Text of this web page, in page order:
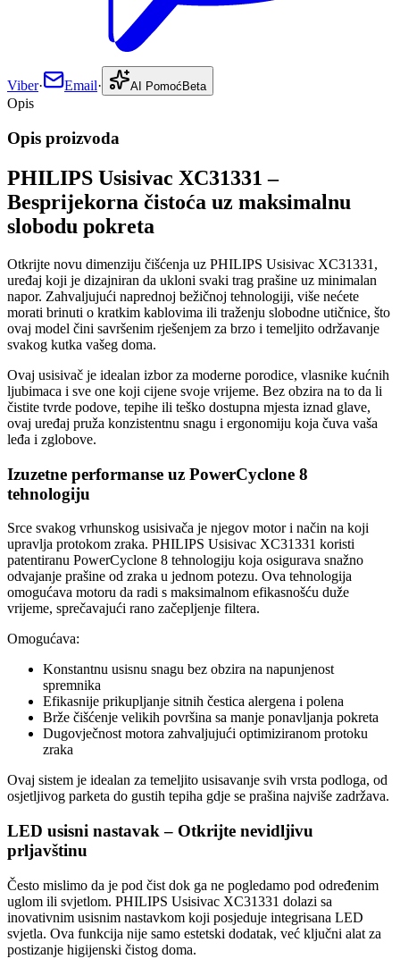
Viber· Email· AI Pomoć Beta
Opis
Opis proizvoda
PHILIPS Usisivac XC31331 –
Besprijekorna čistoća uz maksimalnu
slobodu pokreta
Otkrijte novu dimenziju čišćenja uz PHILIPS Usisivac XC31331,
uređaj koji je dizajniran da ukloni svaki trag prašine uz minimalan
napor. Zahvaljujući naprednoj bežičnoj tehnologiji, više nećete
morati brinuti o kratkim kablovima ili traženju slobodne utičnice, što
ovaj model čini savršenim rješenjem za brzo i temeljito održavanje
svakog kutka vašeg doma.
Ovaj usisivač je idealan izbor za moderne porodice, vlasnike kućnih
ljubimaca i sve one koji cijene svoje vrijeme. Bez obzira na to da li
čistite tvrde podove, tepihe ili teško dostupna mjesta iznad glave,
ovaj uređaj pruža konzistentnu snagu i ergonomiju koja čuva vaša
leđa i zglobove.
Izuzetne performanse uz PowerCyclone 8
tehnologiju
Srce svakog vrhunskog usisivača je njegov motor i način na koji
upravlja protokom zraka. PHILIPS Usisivac XC31331 koristi
patentiranu PowerCyclone 8 tehnologiju koja osigurava snažno
odvajanje prašine od zraka u jednom potezu. Ova tehnologija
omogućava motoru da radi s maksimalnom efikasnošću duže
vrijeme, sprečavajući rano začepljenje filtera.
Omogućava:
Konstantnu usisnu snagu bez obzira na napunjenost
spremnika
Efikasnije prikupljanje sitnih čestica alergena i polena
Brže čišćenje velikih površina sa manje ponavljanja pokreta
Dugovječnost motora zahvaljujući optimiziranom protoku
zraka
Ovaj sistem je idealan za temeljito usisavanje svih vrsta podloga, od
osjetljivog parketa do gustih tepiha gdje se prašina najviše zadržava.
LED usisni nastavak – Otkrijte nevidljivu
prljavštinu
Često mislimo da je pod čist dok ga ne pogledamo pod određenim
uglom ili svjetlom. PHILIPS Usisivac XC31331 dolazi sa
inovativnim usisnim nastavkom koji posjeduje integrisana LED
svjetla. Ova funkcija nije samo estetski dodatak, već ključni alat za
postizanje higijenski čistog doma.